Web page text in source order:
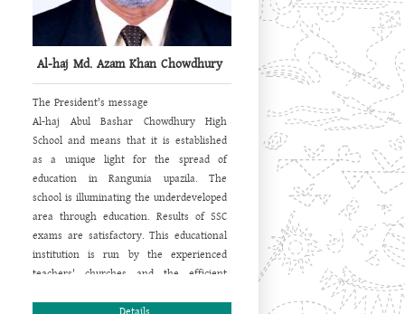
Al-haj Md. Azam Khan Chowdhury
The President's message
Al-haj Abul Bashar Chowdhury High
School and means that it is established
as a unique light for the spread of
education in Rangunia upazila. The
school is illuminating the underdeveloped
area through education. Results of SSC
exams are satisfactory.This educational
institution is run by the experienced
teachers' churches and the efficient